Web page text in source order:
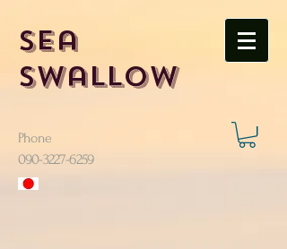
Sea
Swallow
Phone
​090-3227-6259